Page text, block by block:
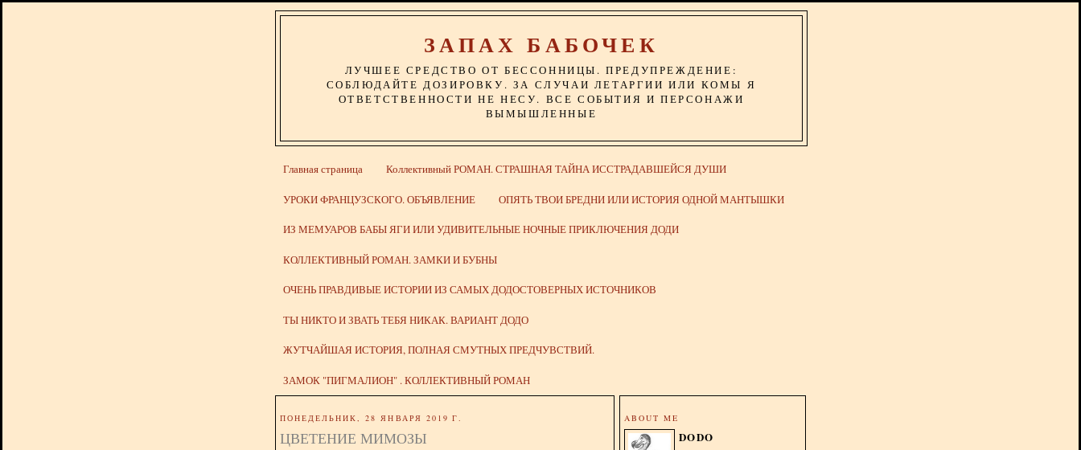
ЗАПАХ БАБОЧЕК
ЛУЧШЕЕ СРЕДСТВО ОТ БЕССОННИЦЫ. ПРЕДУПРЕЖДЕНИЕ:
СОБЛЮДАЙТЕ ДОЗИРОВКУ. ЗА СЛУЧАИ ЛЕТАРГИИ ИЛИ КОМЫ Я
ОТВЕТСТВЕННОСТИ НЕ НЕСУ. ВСЕ СОБЫТИЯ И ПЕРСОНАЖИ
ВЫМЫШЛЕННЫЕ
Главная страница Коллективный РОМАН. СТРАШНАЯ ТАЙНА ИССТРАДАВШЕЙСЯ ДУШИ
УРОКИ ФРАНЦУЗСКОГО. ОБЪЯВЛЕНИЕ ОПЯТЬ ТВОИ БРЕДНИ ИЛИ ИСТОРИЯ ОДНОЙ МАНТЫШКИ
ИЗ МЕМУАРОВ БАБЫ ЯГИ ИЛИ УДИВИТЕЛЬНЫЕ НОЧНЫЕ ПРИКЛЮЧЕНИЯ ДОДИ
КОЛЛЕКТИВНЫЙ РОМАН. ЗАМКИ И БУБНЫ
ОЧЕНЬ ПРАВДИВЫЕ ИСТОРИИ ИЗ САМЫХ ДОДОСТОВЕРНЫХ ИСТОЧНИКОВ
ТЫ НИКТО И ЗВАТЬ ТЕБЯ НИКАК. ВАРИАНТ ДОДО
ЖУТЧАЙШАЯ ИСТОРИЯ, ПОЛНАЯ СМУТНЫХ ПРЕДЧУВСТВИЙ.
ЗАМОК "ПИГМАЛИОН" . КОЛЛЕКТИВНЫЙ РОМАН
ПОНЕДЕЛЬНИК, 28 ЯНВАРЯ 2019 Г.
ЦВЕТЕНИЕ МИМОЗЫ
ABOUT ME
DODO